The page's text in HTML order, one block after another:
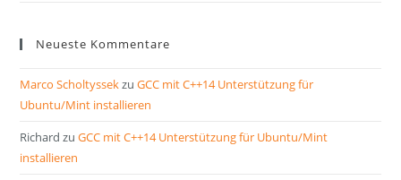
Neueste Kommentare
Marco ScholtyssekzuGCC mit C++14 Unterstützung für
Ubuntu/Mint installieren
Richard zuGCC mit C++14 Unterstützung für Ubuntu/Mint
installieren